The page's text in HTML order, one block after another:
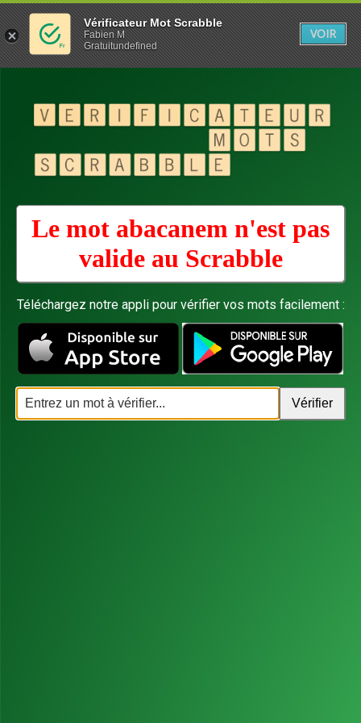
Le mot abacanem n'est pas
valide au Scrabble
Téléchargez notre appli pour vérifier vos mots facilement :
Vérificateur Mot Scrabble
Fabien M
Gratuitundefined
VOIR